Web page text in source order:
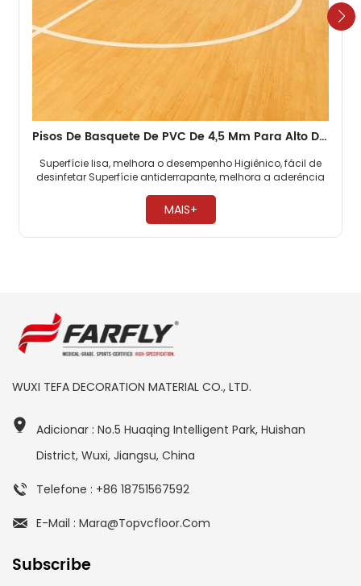
Pisos De Basquete De PVC De 4,5 Mm Para Alto Desempenho
Superfície lisa, melhora o desempenho Higiênico, fácil de
desinfetar Superfície antiderrapante, melhora a aderência ​
MAIS+
WUXI TEFA DECORATION MATERIAL CO., LTD.
Adicionar : No.5 Huaqing Intelligent Park, Huishan
District, Wuxi, Jiangsu, China
Telefone : +86 18751567592
E-Mail : Mara@topvcfloor.com
Subscribe